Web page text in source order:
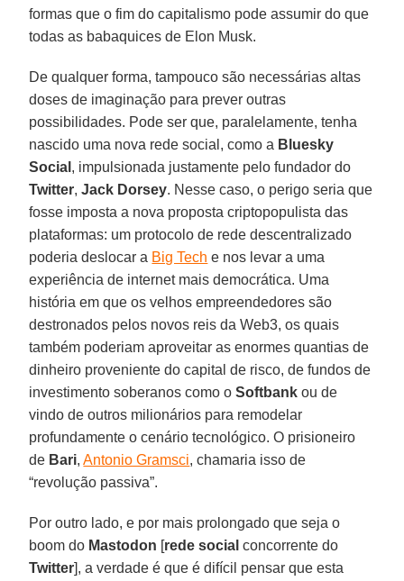
formas que o fim do capitalismo pode assumir do que
todas as babaquices de Elon Musk.
De qualquer forma, tampouco são necessárias altas
doses de imaginação para prever outras
possibilidades. Pode ser que, paralelamente, tenha
nascido uma nova rede social, como a Bluesky
Social , impulsionada justamente pelo fundador do
Twitter,Jack Dorsey. Nesse caso, o perigo seria que
fosse imposta a nova proposta criptopopulista das
plataformas: um protocolo de rede descentralizado
poderia deslocar a Big Tech e nos levar a uma
experiência de internet mais democrática. Uma
história em que os velhos empreendedores são
destronados pelos novos reis da Web3, os quais
também poderiam aproveitar as enormes quantias de
dinheiro proveniente do capital de risco, de fundos de
investimento soberanos como oSoftbank ou de
vindo de outros milionários para remodelar
profundamente o cenário tecnológico. O prisioneiro
de Bari,Antonio Gramsci, chamaria isso de
“revolução passiva”.
Por outro lado, e por mais prolongado que seja o
boom do Mastodon [rede social concorrente do
Twitter], a verdade é que é difícil pensar que esta